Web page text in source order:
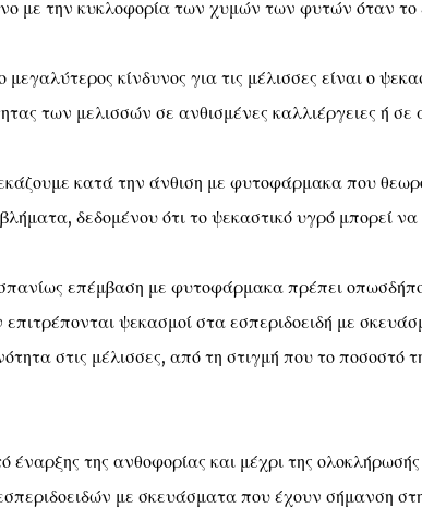
με την κυκλοφορία των χυμών των φυτών όταν το
κίνδυνος για τις μέλισσες είναι ο
των μελισσών σε ανθισμένες καλλιέργειες ή σε
κατά την άνθιση με φυτοφάρμακα που
δεδομένου ότι το ψεκαστικό υγρό μπορεί
επέμβαση με φυτοφάρμακα πρέπει
επιτρέπονται ψεκασμοί στα εσπεριδοειδή με
στις μέλισσες, από τη στιγμή που το
έναρξης της ανθοφορίας και μέχρι της
με σκευάσματα που έχουν σήμανση